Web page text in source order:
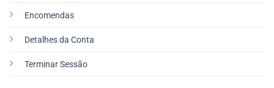
Encomendas
Detalhes da Conta
Terminar Sessão